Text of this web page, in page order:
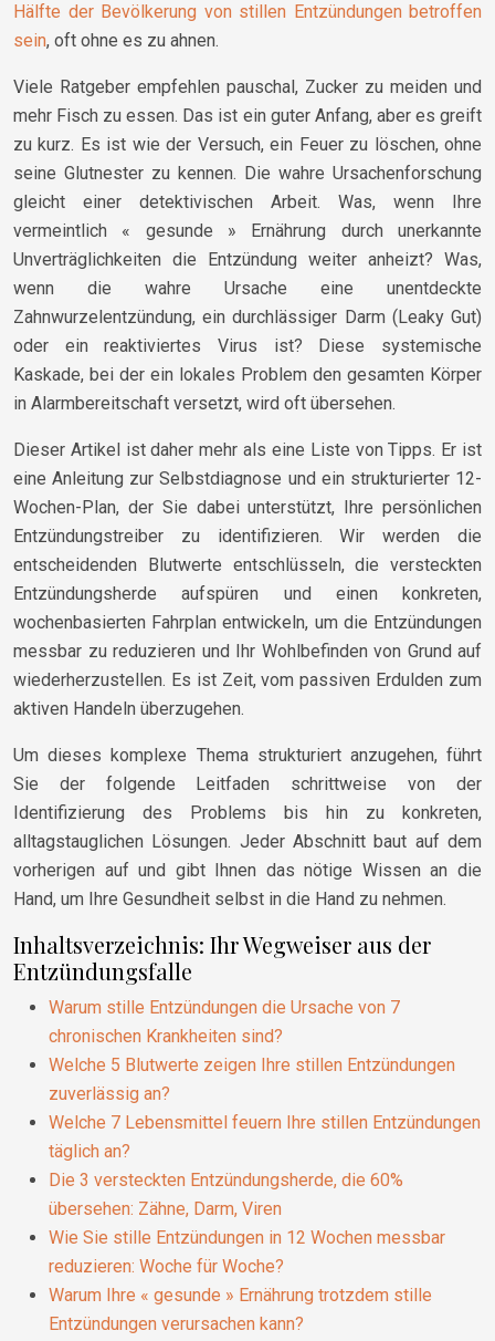
Hälfte der Bevölkerung von stillen Entzündungen betroffen
sein, oft ohne es zu ahnen.
Viele Ratgeber empfehlen pauschal, Zucker zu meiden und
mehr Fisch zu essen. Das ist ein guter Anfang, aber es greift
zu kurz. Es ist wie der Versuch, ein Feuer zu löschen, ohne
seine Glutnester zu kennen. Die wahre Ursachenforschung
gleicht einer detektivischen Arbeit. Was, wenn Ihre
vermeintlich « gesunde » Ernährung durch unerkannte
Unverträglichkeiten die Entzündung weiter anheizt? Was,
wenn die wahre Ursache eine unentdeckte
Zahnwurzelentzündung, ein durchlässiger Darm (Leaky Gut)
oder ein reaktiviertes Virus ist? Diese systemische
Kaskade, bei der ein lokales Problem den gesamten Körper
in Alarmbereitschaft versetzt, wird oft übersehen.
Dieser Artikel ist daher mehr als eine Liste von Tipps. Er ist
eine Anleitung zur Selbstdiagnose und ein strukturierter 12-
Wochen-Plan, der Sie dabei unterstützt, Ihre persönlichen
Entzündungstreiber zu identifizieren. Wir werden die
entscheidenden Blutwerte entschlüsseln, die versteckten
Entzündungsherde aufspüren und einen konkreten,
wochenbasierten Fahrplan entwickeln, um die Entzündungen
messbar zu reduzieren und Ihr Wohlbefinden von Grund auf
wiederherzustellen. Es ist Zeit, vom passiven Erdulden zum
aktiven Handeln überzugehen.
Um dieses komplexe Thema strukturiert anzugehen, führt
Sie der folgende Leitfaden schrittweise von der
Identifizierung des Problems bis hin zu konkreten,
alltagstauglichen Lösungen. Jeder Abschnitt baut auf dem
vorherigen auf und gibt Ihnen das nötige Wissen an die
Hand, um Ihre Gesundheit selbst in die Hand zu nehmen.
Inhaltsverzeichnis: Ihr Wegweiser aus der
Entzündungsfalle
Warum stille Entzündungen die Ursache von 7
chronischen Krankheiten sind?
Welche 5 Blutwerte zeigen Ihre stillen Entzündungen
zuverlässig an?
Welche 7 Lebensmittel feuern Ihre stillen Entzündungen
täglich an?
Die 3 versteckten Entzündungsherde, die 60%
übersehen: Zähne, Darm, Viren
Wie Sie stille Entzündungen in 12 Wochen messbar
reduzieren: Woche für Woche?
Warum Ihre « gesunde » Ernährung trotzdem stille
Entzündungen verursachen kann?